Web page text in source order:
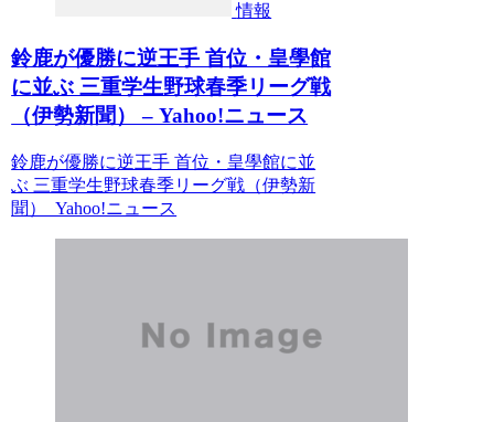
情報
鈴鹿が優勝に逆王手 首位・皇學館
に並ぶ 三重学生野球春季リーグ戦
（伊勢新聞） – Yahoo!ニュース
鈴鹿が優勝に逆王手 首位・皇學館に並
ぶ 三重学生野球春季リーグ戦（伊勢新
聞） Yahoo!ニュース